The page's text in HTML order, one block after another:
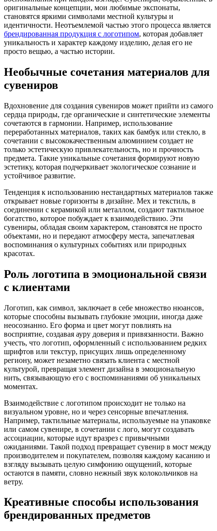
оригинальные концепции, мои любимые экспонаты,
становятся яркими символами местной культуры и
идентичности. Неотъемлемой частью этого процесса является
брендированная продукция с логотипом, которая добавляет
уникальность и характер каждому изделию, делая его не
просто вещью, а частью истории.
Необычные сочетания материалов для
сувениров
Вдохновение для создания сувениров может прийти из самого
сердца природы, где органические и синтетические элементы
сочетаются в гармонии. Например, использование
переработанных материалов, таких как бамбук или стекло, в
сочетании с высококачественным алюминием создает не
только эстетическую привлекательность, но и прочность
предмета. Такие уникальные сочетания формируют новую
эстетику, которая подчеркивает экологическое сознание и
устойчивое развитие.
Тенденция к использованию нестандартных материалов также
открывает новые горизонты в дизайне. Мех и текстиль, в
соединении с керамикой или металлом, создают тактильное
богатство, которое побуждает к взаимодействию. Эти
сувениры, обладая своим характером, становятся не просто
объектами, но и передают атмосферу места, запечатлевая
воспоминания о культурных событиях или природных
красотах.
Роль логотипа в эмоциональной связи
с клиентами
Логотип, как символ, заключает в себе множество нюансов,
которые способны вызывать глубокие эмоции, иногда даже
неосознанно. Его форма и цвет могут повлиять на
восприятие, создавая ауру доверия и привязанности. Важно
учесть, что логотип, оформленный с использованием редких
шрифтов или текстур, присущих лишь определенному
региону, может незаметно связать клиента с местной
культурой, превращая элемент дизайна в эмоциональную
нить, связывающую его с воспоминаниями об уникальных
моментах.
Взаимодействие с логотипом происходит не только на
визуальном уровне, но и через сенсорные впечатления.
Например, тактильные материалы, используемые на упаковке
или самом сувенире, в сочетании с лого, могут создавать
ассоциации, которые идут вразрез с привычными
ожиданиями. Такой подход превращает сувенир в мост между
производителем и покупателем, позволяя каждому касанию и
взгляду вызывать целую симфонию ощущений, которые
остаются в памяти, словно нежный звук колокольчиков на
ветру.
Креативные способы использования
брендированных предметов